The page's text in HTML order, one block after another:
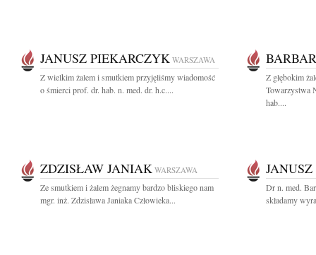
JANUSZ PIEKARCZYK WARSZAWA
Z wielkim żalem i smutkiem przyjęliśmy wiadomość
o śmierci prof. dr. hab. n. med. dr. h.c....
Z głębokim
Towarzystwa
hab....
ZDZISŁAW JANIAK WARSZAWA
Ze smutkiem i żalem żegnamy bardzo bliskiego nam
mgr. inż. Zdzisława Janiaka Człowieka...
Dr n. med.
składamy